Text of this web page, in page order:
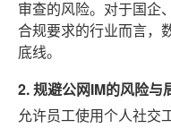
审查的风险。对于国企
合规要求的行业而言，
底线。
2. 规避公网IM的风险与
允许员工使用个人社交